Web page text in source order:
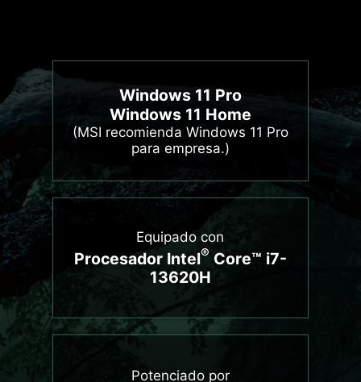
Windows 11 Pro
Windows 11 Home
(MSI recomienda Windows 11 Pro
para empresa.)
Equipado con
Procesador Intel® Core™ i7-
13620H
Potenciado por